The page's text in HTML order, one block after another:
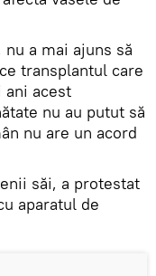
a mai ajuns să
transplantul care
ani acest
nu au putut să
nu are un acord
săi, a protestat
aparatul de